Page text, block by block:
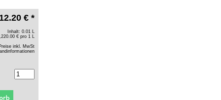
12.20 € *
Inhalt: 0.01 L
€ pro 1 L
inkl. MwSt